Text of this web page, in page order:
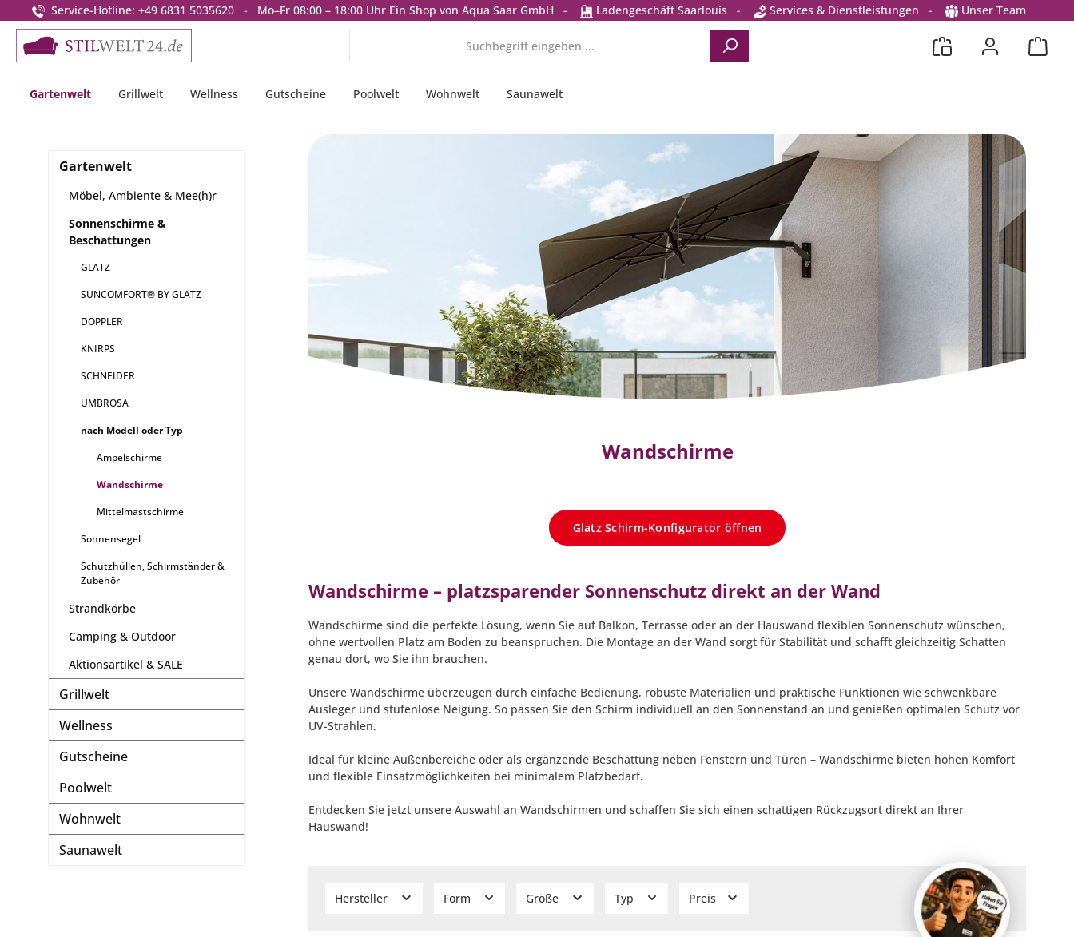
Zur Hauptnavigation springen
Service-Hotline: +49 6831 5035620 - Mo–Fr 08:00 – 18:00 Uhr Ein Shop von Aqua Saar GmbH - Ladengeschäft Saarlouis - Services & Dienstleistungen - Unser Team
Gartenwelt Grillwelt Wellness Gutscheine Poolwelt Wohnwelt Saunawelt
Gartenwelt
Möbel, Ambiente & Mee(h)r
Sonnenschirme &
Beschattungen
GLATZ
SUNCOMFORT® BY GLATZ
DOPPLER
KNIRPS
SCHNEIDER
UMBROSA
nach Modell oder Typ
Ampelschirme
Wandschirme
Mittelmastschirme
Sonnensegel
Schutzhüllen, Schirmständer &
Zubehör
Strandkörbe
Camping & Outdoor
Aktionsartikel & SALE
Grillwelt
Wellness
Gutscheine
Poolwelt
Wohnwelt
Saunawelt
Wandschirme
Glatz Schirm-Konfigurator öffnen
Wandschirme – platzsparender Sonnenschutz direkt an der Wand
Wandschirme sind die perfekte Lösung, wenn Sie auf Balkon, Terrasse oder an der Hauswand flexiblen Sonnenschutz wünschen,
ohne wertvollen Platz am Boden zu beanspruchen. Die Montage an der Wand sorgt für Stabilität und schafft gleichzeitig Schatten
genau dort, wo Sie ihn brauchen.
Unsere Wandschirme überzeugen durch einfache Bedienung, robuste Materialien und praktische Funktionen wie schwenkbare
Ausleger und stufenlose Neigung. So passen Sie den Schirm individuell an den Sonnenstand an und genießen optimalen Schutz vor
UV-Strahlen.
Ideal für kleine Außenbereiche oder als ergänzende Beschattung neben Fenstern und Türen – Wandschirme bieten hohen Komfort
und flexible Einsatzmöglichkeiten bei minimalem Platzbedarf.
Entdecken Sie jetzt unsere Auswahl an Wandschirmen und schaffen Sie sich einen schattigen Rückzugsort direkt an Ihrer
Hauswand!
Hersteller Form Größe Typ Preis